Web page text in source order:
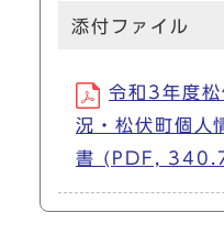
添付ファイル
令和3年度松
況・松伏町個人
書 (PDF,